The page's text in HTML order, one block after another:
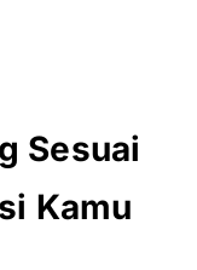
Sesuai
Kamu